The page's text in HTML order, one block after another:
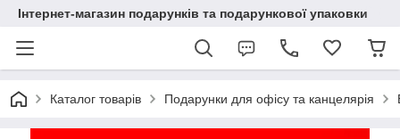
Інтернет-магазин подарунків та подарункової упаковки
Каталог товарів Подарунки для офісу та канцелярія